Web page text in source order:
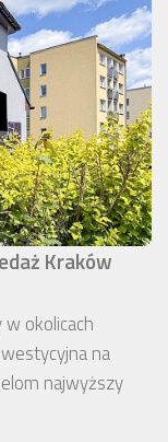
Kraków
okolicach
na
najwyższy